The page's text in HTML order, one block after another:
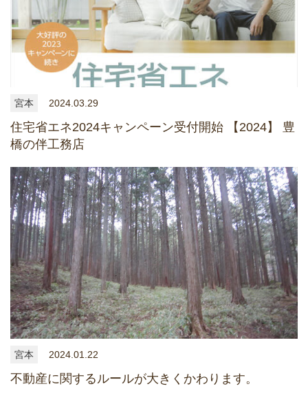
宮本 2024.03.29
住宅省エネ2024キャンペーン受付開始 【2024】 豊
橋の伴工務店
宮本 2024.01.22
不動産に関するルールが大きくかわります。